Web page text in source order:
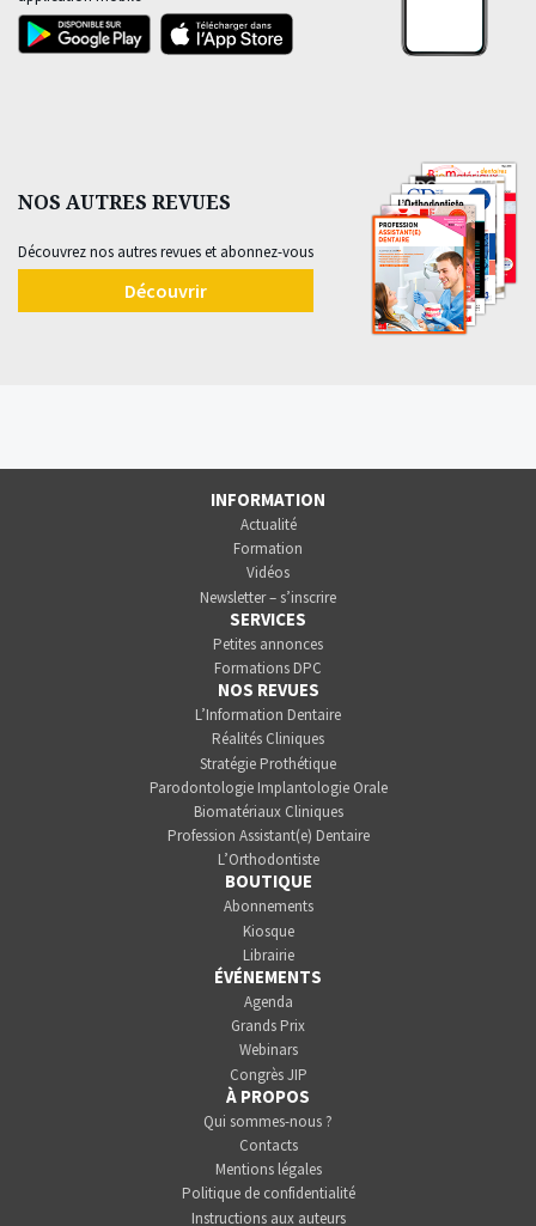
NOS AUTRES REVUES
Découvrez nos autres revues et abonnez-vous
Découvrir
INFORMATION
Actualité
Formation
Vidéos
Newsletter – s’inscrire
SERVICES
Petites annonces
Formations DPC
NOS REVUES
L’Information Dentaire
Réalités Cliniques
Stratégie Prothétique
Parodontologie Implantologie Orale
Biomatériaux Cliniques
Profession Assistant(e) Dentaire
L’Orthodontiste
BOUTIQUE
Abonnements
Kiosque
Librairie
ÉVÉNEMENTS
Agenda
Grands Prix
Webinars
Congrès JIP
À PROPOS
Qui sommes-nous ?
Contacts
Mentions légales
Politique de confidentialité
Instructions aux auteurs